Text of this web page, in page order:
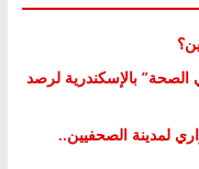
بالإسكندرية لرصد
لمدينة الصحفيين..